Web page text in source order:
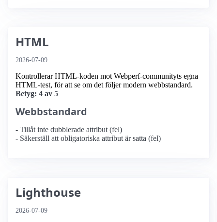
HTML
2026-07-09
Kontrollerar HTML-koden mot Webperf-communityts egna
HTML-test, för att se om det följer modern webbstandard.
Betyg: 4 av 5
Webbstandard
- Tillåt inte dubblerade attribut (fel)
- Säkerställ att obligatoriska attribut är satta (fel)
Lighthouse
2026-07-09